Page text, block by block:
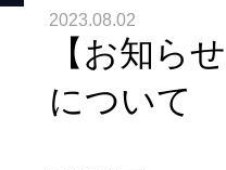
2023.08.02
【お知ら
について